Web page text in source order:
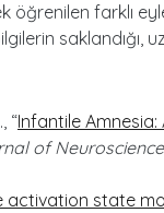
öğrenilen farklı
saklandığı,
“Infantile
of Neuroscience
activation state